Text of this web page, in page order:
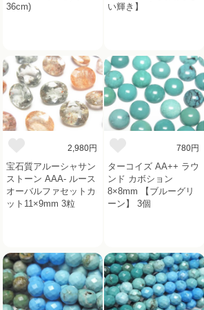
36cm)
い輝き】
2,980円
宝石質アルーシャサン
ストーン AAA- ルース
オーバルファセットカ
ット11×9mm 3粒
780円
ターコイズ AA++ ラウ
ンド カボション
8×8mm 【ブルーグリ
ーン】 3個